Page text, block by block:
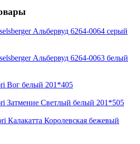
Альбервуд 6264-0064 серый
Альбервуд 6264-0063 белый
Вог белый 201*405
Затмение Светлый белый 201*505
Калакатта Королевская бежевый